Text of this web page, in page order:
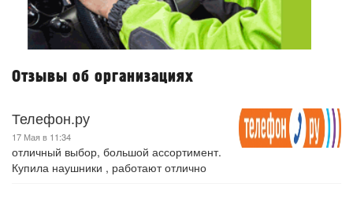
Отзывы об организациях
Телефон.ру
17 Мая в 11:34
отличный выбор, большой ассортимент.
Купила наушники , работают отлично